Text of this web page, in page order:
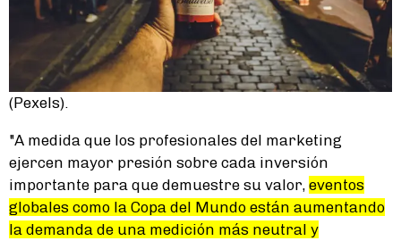
(Pexels).
"A medida que los profesionales del marketing
ejercen mayor presión sobre cada inversión
importante para que demuestre su valor, eventos
globales como la Copa del Mundo están aumentando
la demanda de una medición más neutral y